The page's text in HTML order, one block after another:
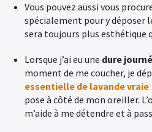
Vous pouvez aussi vous
spécialement pour y déposer
sera toujours plus esthétique
Lorsque j’ai eu une dure
moment de me coucher, je
essentielle de lavande vraie
pose à côté de mon oreiller.
m’aide à me détendre et à